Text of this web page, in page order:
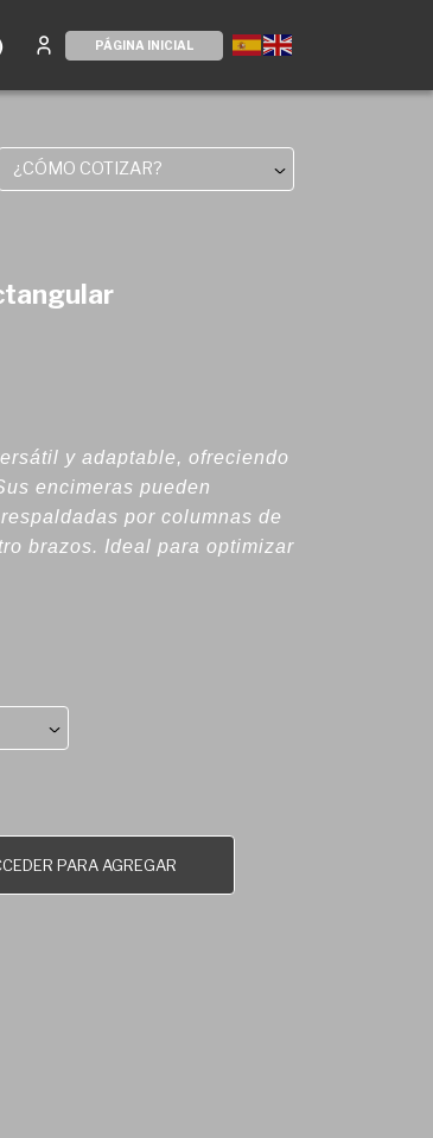
PÁGINA INICIAL
¿CÓMO COTIZAR?
y adaptable, ofreciendo
encimeras pueden
por columnas de
brazos. Ideal para optimizar
PARA AGREGAR